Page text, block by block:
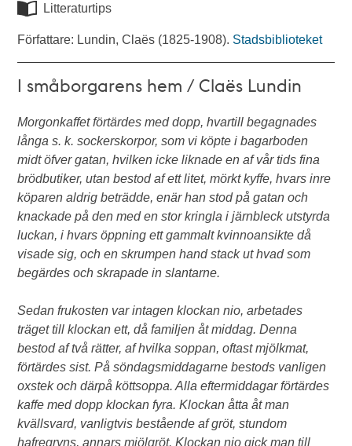
Litteraturtips
Författare: Lundin, Claës (1825-1908). Stadsbiblioteket
I småborgarens hem / Claës Lundin
Morgonkaffet förtärdes med dopp, hvartill begagnades
långa s. k. sockerskorpor, som vi köpte i bagarboden
midt öfver gatan, hvilken icke liknade en af vår tids fina
brödbutiker, utan bestod af ett litet, mörkt kyffe, hvars inre
köparen aldrig beträdde, enär han stod på gatan och
knackade på den med en stor kringla i järnbleck utstyrda
luckan, i hvars öppning ett gammalt kvinnoansikte då
visade sig, och en skrumpen hand stack ut hvad som
begärdes och skrapade in slantarne.
Sedan frukosten var intagen klockan nio, arbetades
träget till klockan ett, då familjen åt middag. Denna
bestod af två rätter, af hvilka soppan, oftast mjölkmat,
förtärdes sist. På söndagsmiddagarne bestods vanligen
oxstek och därpå köttsoppa. Alla eftermiddagar förtärdes
kaffe med dopp klockan fyra. Klockan åtta åt man
kvällsvard, vanligtvis bestående af gröt, stundom
hafregryns, annars mjölgröt. Klockan nio gick man till